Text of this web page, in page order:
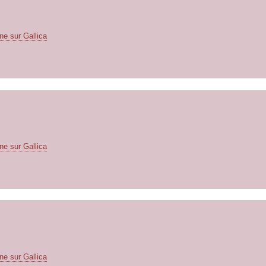
sur Gallica
sur Gallica
sur Gallica